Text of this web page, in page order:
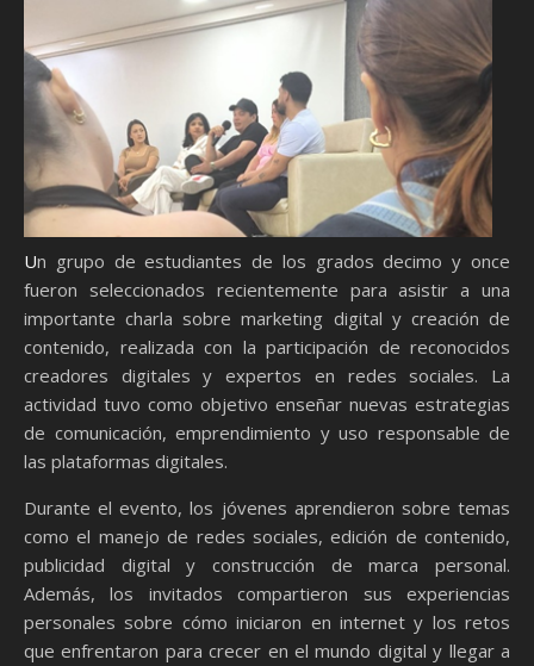
Un grupo de estudiantes de los grados decimo y once
fueron seleccionados recientemente para asistir a una
importante charla sobre marketing digital y creación de
contenido, realizada con la participación de reconocidos
creadores digitales y expertos en redes sociales. La
actividad tuvo como objetivo enseñar nuevas estrategias
de comunicación, emprendimiento y uso responsable de
las plataformas digitales.
Durante el evento, los jóvenes aprendieron sobre temas
como el manejo de redes sociales, edición de contenido,
publicidad digital y construcción de marca personal.
Además, los invitados compartieron sus experiencias
personales sobre cómo iniciaron en internet y los retos
que enfrentaron para crecer en el mundo digital y llegar a